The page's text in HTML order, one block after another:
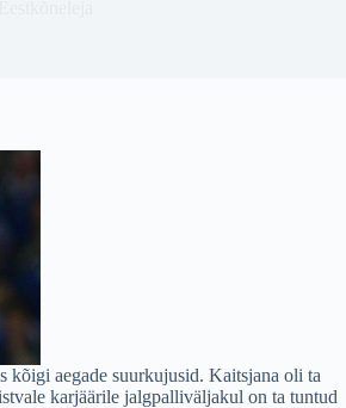
kõigi aegade suurkujusid. Kaitsjana oli ta
karjäärile jalgpalliväljakul on ta tuntud